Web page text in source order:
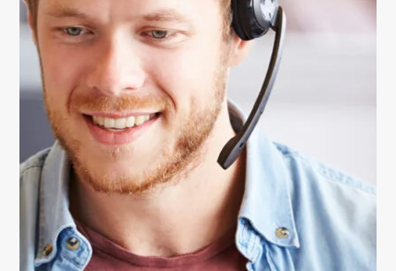
Mehr